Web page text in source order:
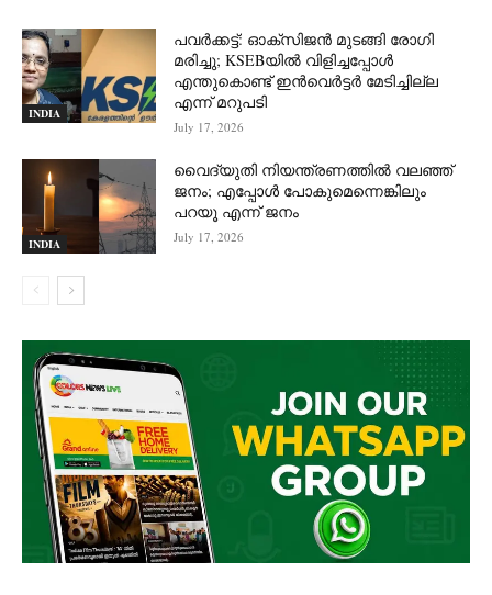
INDIA
പവർക്കട്ട്: ഓക്‌സിജൻ മുടങ്ങി രോഗി
മരിച്ചു; KSEBയിൽ വിളിച്ചപ്പോൾ
എന്തുകൊണ്ട് ഇൻവെർട്ടർ മേടിച്ചില്ല
എന്ന് മറുപടി
July 17, 2026
INDIA
വൈദ്യുതി നിയന്ത്രണത്തിൽ വലഞ്ഞ്
ജനം; എപ്പോൾ പോകുമെന്നെങ്കിലും
പറയൂ എന്ന് ജനം
July 17, 2026